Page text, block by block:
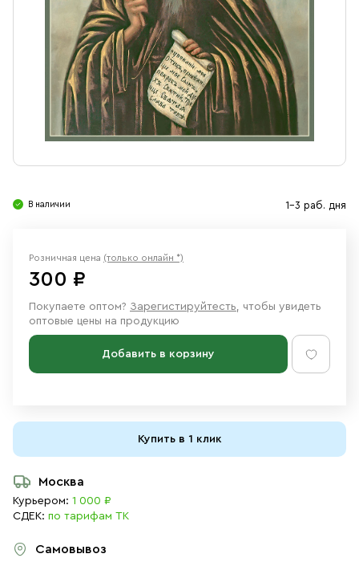
Ювелирные изделия
В наличии 1-3 раб. дня
Розничная цена (только онлайн *)
300 ₽
Покупаете оптом? Зарегистируйтесть, чтобы увидеть
оптовые цены на продукцию
Добавить в корзину
Купить в 1 клик
Москва
Курьером: 1 000 ₽
СДЕК: по тарифам ТК
Самовывоз